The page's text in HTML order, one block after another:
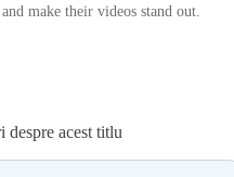
make their videos stand out.
despre acest titlu